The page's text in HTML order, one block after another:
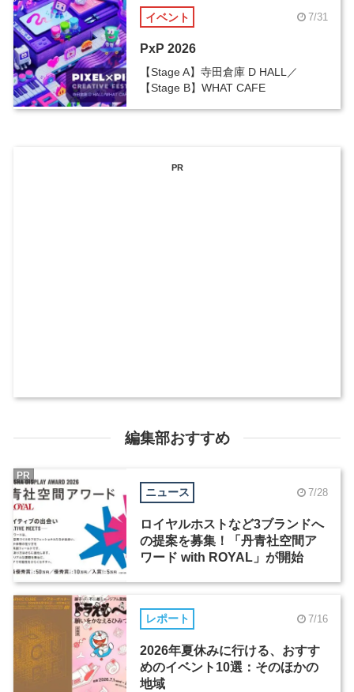
イベント 7/31
PxP 2026
【Stage A】寺田倉庫 D HALL／
【Stage B】WHAT CAFE
PR
編集部おすすめ
ニュース 7/28
ロイヤルホストなど3ブランドへ
の提案を募集！「丹青社空間ア
ワード with ROYAL」が開始
PR
レポート 7/16
2026年夏休みに行ける、おすす
めのイベント10選：そのほかの
地域